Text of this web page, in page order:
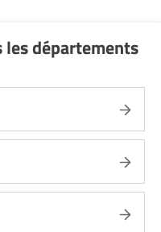
les départements